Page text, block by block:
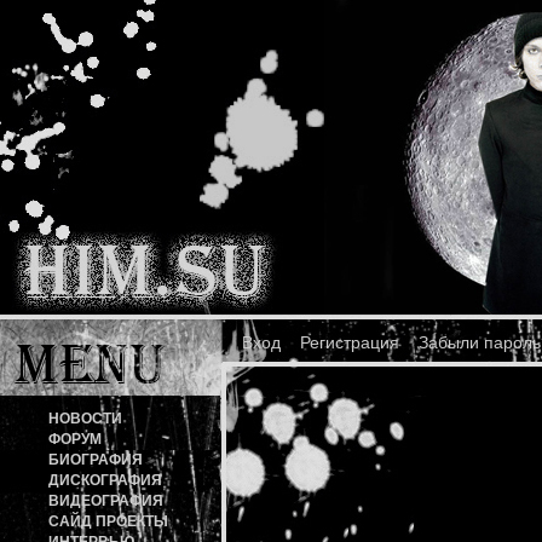
Вход Регистрация Забыли
НОВОСТИ
ФОРУМ
БИОГРАФИЯ
ДИСКОГРАФИЯ
ВИДЕОГРАФИЯ
САЙД ПРОЕКТЫ